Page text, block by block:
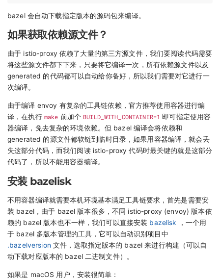
bazel 会自动下载指定版本的源码包来编译。
如果获取依赖源文件？
由于 istio-proxy 依赖了大量的第三方源文件，我们要阅读代码需要
将这些源文件都下下来，只要将它编译一次，所有依赖源文件以及
generated 的代码都可以自动给你备好，所以我们需要对它进行一
次编译。
由于编译 envoy 有复杂的工具链依赖，官方推荐使用容器进行编
译，在执行 make 前加个 BUILD_WITH_CONTAINER=1 即可指定使用容
器编译，免去复杂的环境依赖。但 bazel 编译会将依赖和
generated 的源文件都软链到临时目录，如果用容器编译，就会丢
失这部分代码，而我们阅读 istio-proxy 代码时最关键的就是这部分
代码了，所以不能用容器编译。
安装 bazelisk
不用容器编译就需要本机环境基本满足工具链要求，首先是需要安
装 bazel，由于 bazel 版本很多，不同 istio-proxy (envoy) 版本依
赖的 bazel 版本也不一样，我们可以直接安装 bazelisk ，一个用
于 bazel 多版本管理的工具，它可以自动识别项目中
.bazelversion 文件，选取指定版本的 bazel 来进行构建（可以自
动下载对应版本的 bazel 二进制文件）。
如果是 macOS 用户，安装很简单：